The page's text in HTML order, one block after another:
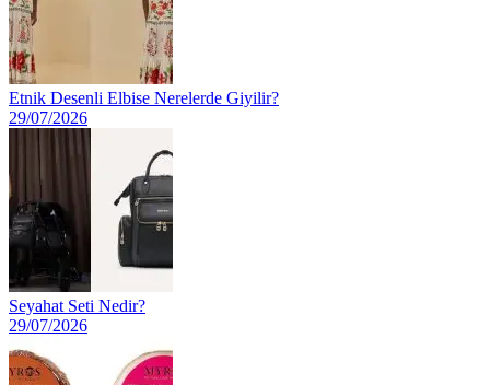
Etnik Desenli Elbise Nerelerde Giyilir?
29/07/2026
Seyahat Seti Nedir?
29/07/2026